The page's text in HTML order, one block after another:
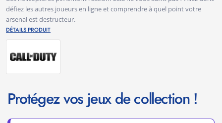
défiez les autres joueurs en ligne et comprendre à quel point votre
arsenal est destructeur.
DÉTAILS PRODUIT
Protégez vos jeux de collection !